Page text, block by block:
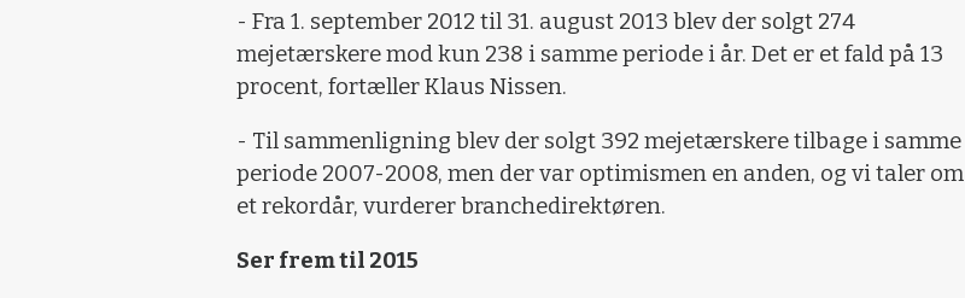
- Fra 1. september 2012 til 31. august 2013 blev der solgt 274
mejetærskere mod kun 238 i samme periode i år. Det er et fald på 13
procent, fortæller Klaus Nissen.
- Til sammenligning blev der solgt 392 mejetærskere tilbage i samme
periode 2007-2008, men der var optimismen en anden, og vi taler om
et rekordår, vurderer branchedirektøren.
Ser frem til 2015